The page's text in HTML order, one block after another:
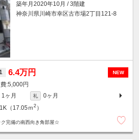
築年月2020年10月 / 3階建
神奈川県川崎市幸区古市場2丁目121-8
NEW
6.4万円
5,000円
1ヶ月 礼
0ヶ月
1K（17.05ｍ2 ）
ク完備の南西向き角部屋☆